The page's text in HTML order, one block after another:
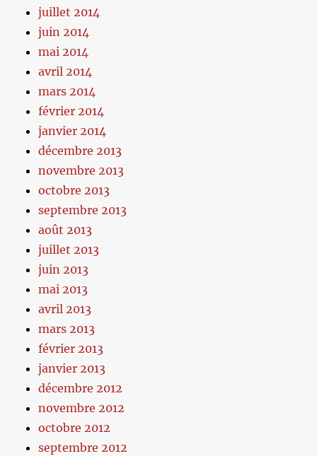
juillet 2014
juin 2014
mai 2014
avril 2014
mars 2014
février 2014
janvier 2014
décembre 2013
novembre 2013
octobre 2013
septembre 2013
août 2013
juillet 2013
juin 2013
mai 2013
avril 2013
mars 2013
février 2013
janvier 2013
décembre 2012
novembre 2012
octobre 2012
septembre 2012